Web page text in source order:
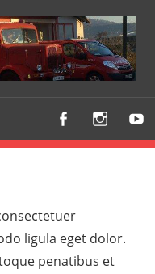
ligula eget dolor.
penatibus et